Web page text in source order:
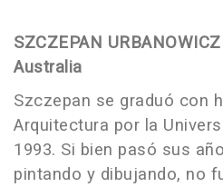
SZCZEPAN
Australia
Szczepan se graduó con
Arquitectura por la
1993. Si bien pasó sus
pintando y dibujando, no